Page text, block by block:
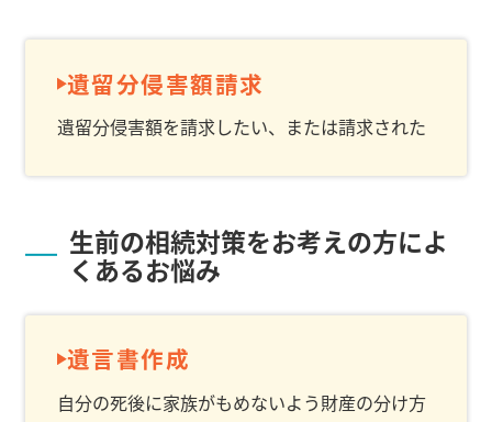
遺留分侵害額請求
遺留分侵害額を請求したい、または請求された
生前の相続対策をお考えの方によ
くあるお悩み
遺言書作成
自分の死後に家族がもめないよう財産の分け方